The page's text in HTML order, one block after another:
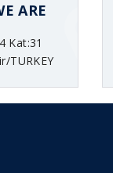
ARE
Kat:31
TURKEY